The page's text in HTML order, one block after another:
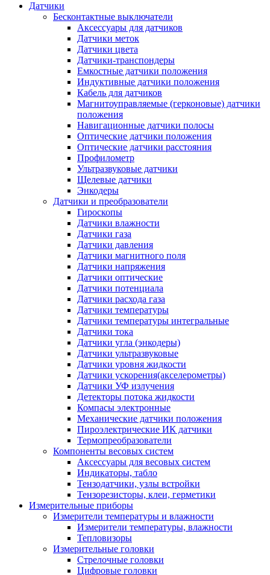
Датчики
Бесконтактные выключатели
Аксессуары для датчиков
Датчики меток
Датчики цвета
Датчики-транспондеры
Емкостные датчики положения
Индуктивные датчики положения
Кабель для датчиков
Магнитоуправляемые (герконовые) датчики
положения
Навигационные датчики полосы
Оптические датчики положения
Оптические датчики расстояния
Профилометр
Ультразвуковые датчики
Щелевые датчики
Энкодеры
Датчики и преобразователи
Гироскопы
Датчики влажности
Датчики газа
Датчики давления
Датчики магнитного поля
Датчики напряжения
Датчики оптические
Датчики потенциала
Датчики расхода газа
Датчики температуры
Датчики температуры интегральные
Датчики тока
Датчики угла (энкодеры)
Датчики ультразвуковые
Датчики уровня жидкости
Датчики ускорения(акселерометры)
Датчики УФ излучения
Детекторы потока жидкости
Компасы электронные
Механические датчики положения
Пироэлектрические ИК датчики
Термопреобразователи
Компоненты весовых систем
Аксессуары для весовых систем
Индикаторы, табло
Тензодатчики, узлы встройки
Тензорезисторы, клеи, герметики
Измерительные приборы
Измерители температуры и влажности
Измерители температуры, влажности
Тепловизоры
Измерительные головки
Стрелочные головки
Цифровые головки